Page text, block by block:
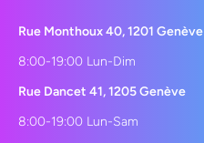
Rue Monthoux 40, 1201 Genève
8:00-19:00 Lun-Dim
Rue Dancet 41, 1205 Genève
8:00-19:00 Lun-Sam